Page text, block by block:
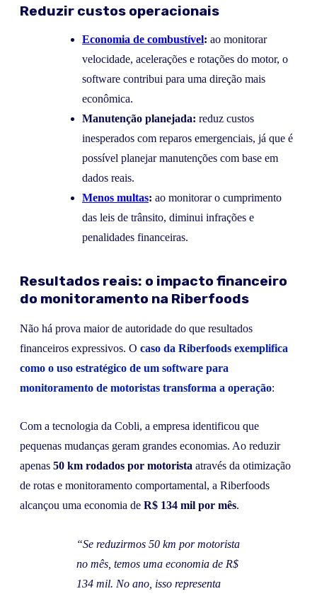
Reduzir custos operacionais
Economia de combustível: ao monitorar
velocidade, acelerações e rotações do motor, o
software contribui para uma direção mais
econômica.
Manutenção planejada: reduz custos
inesperados com reparos emergenciais, já que é
possível planejar manutenções com base em
dados reais.
Menos multas: ao monitorar o cumprimento
das leis de trânsito, diminui infrações e
penalidades financeiras.
Resultados reais: o impacto financeiro
do monitoramento na Riberfoods
Não há prova maior de autoridade do que resultados
financeiros expressivos. O caso da Riberfoods exemplifica
como o uso estratégico de um software para
monitoramento de motoristas transforma a operação:
Com a tecnologia da Cobli, a empresa identificou que
pequenas mudanças geram grandes economias. Ao reduzir
apenas 50 km rodados por motorista através da otimização
de rotas e monitoramento comportamental, a Riberfoods
alcançou uma economia de R$ 134 mil por mês.
“Se reduzirmos 50 km por motorista
no mês, temos uma economia de R$
134 mil. No ano, isso representa